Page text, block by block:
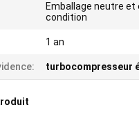
Emballage neutre et
condition
1 an
turbocompresseur